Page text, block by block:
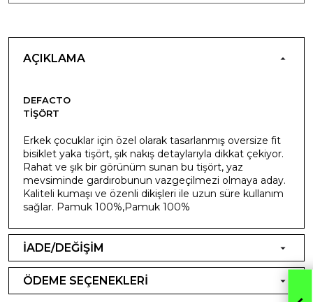
AÇIKLAMA
DEFACTO
TIŞÖRT
Erkek çocuklar için özel olarak tasarlanmış oversize fit
bisiklet yaka tişört, şık nakış detaylarıyla dikkat çekiyor.
Rahat ve şık bir görünüm sunan bu tişört, yaz
mevsiminde gardırobunun vazgeçilmezi olmaya aday.
Kaliteli kumaşı ve özenli dikişleri ile uzun süre kullanım
sağlar. Pamuk 100%,Pamuk 100%
İADE/DEĞİŞİM
ÖDEME SEÇENEKLERİ